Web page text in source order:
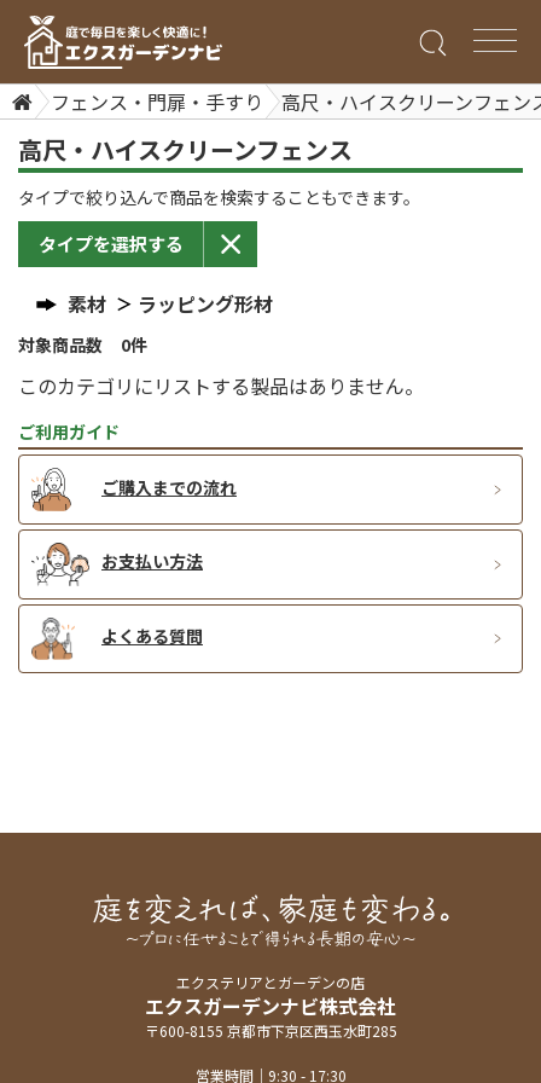
フェンス・門扉・手すり 高尺・ハイスクリーンフェン
高尺・ハイスクリーンフェンス
タイプで絞り込んで商品を検索することもできます。
タイプを選択する
素材 ラッピング形材
対象商品数 0件
このカテゴリにリストする製品はありません。
ご利用ガイド
ご購入までの流れ
お支払い方法
よくある質問
エクステリアとガーデンの店
エクスガーデンナビ株式会社
〒600-8155 京都市下京区西玉水町285
営業時間｜9:30 - 17:30